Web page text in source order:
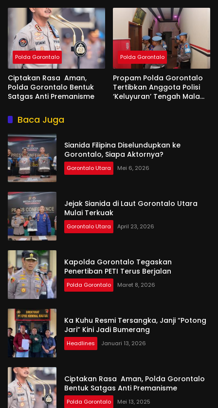
Polda Gorontalo
Ciptakan Rasa Aman,
Polda Gorontalo Bentuk
Satgas Anti Premanisme
Polda Gorontalo
Propam Polda Gorontalo
Tertibkan Anggota Polisi
‘Keluyuran’ Tengah Malam
Baca Juga
Sianida Filipina Diselundupkan ke
Gorontalo, Siapa Aktornya?
Gorontalo Utara Mei 6, 2026
Jejak Sianida di Laut Gorontalo Utara
Mulai Terkuak
Gorontalo Utara April 23, 2026
Kapolda Gorontalo Tegaskan
Penertiban PETI Terus Berjalan
Polda Gorontalo Maret 8, 2026
Ka Kuhu Resmi Tersangka, Janji “Potong
Jari” Kini Jadi Bumerang
Headlines Januari 13, 2026
Ciptakan Rasa Aman, Polda Gorontalo
Bentuk Satgas Anti Premanisme
Polda Gorontalo Mei 13, 2025